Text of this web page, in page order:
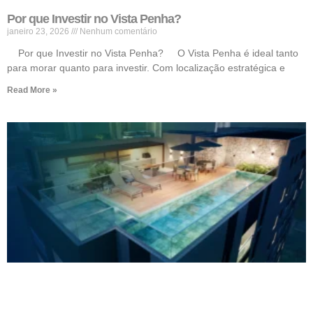
Por que Investir no Vista Penha?
janeiro 23, 2026 Nenhum comentário
Por que Investir no Vista Penha? O Vista Penha é ideal tanto
para morar quanto para investir. Com localização estratégica e
Read More »